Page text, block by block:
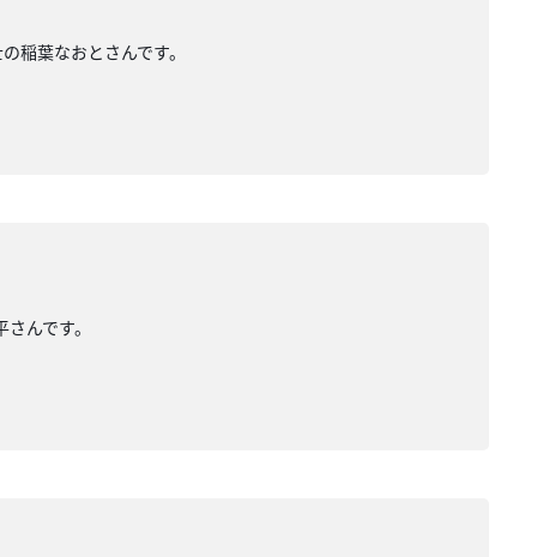
稲葉なおとさんです。
んです。